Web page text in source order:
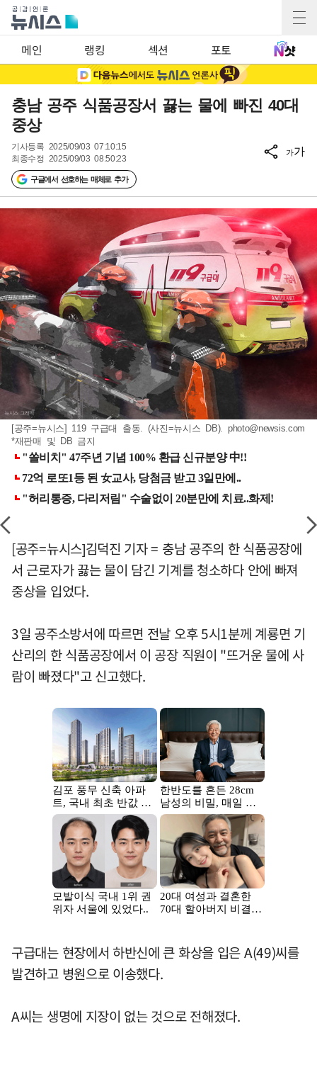
메인 랭킹 섹션 포토
충남 공주 식품공장서 끓는 물에 빠진 40대
중상
기사등록 2025/09/03 07:10:15
최종수정 2025/09/03 08:50:23
구글에서 선호하는 매체로 추가
가가
[공주=뉴시스] 119 구급대 출동. (사진=뉴시스 DB). photo@newsis.com
*재판매 및 DB 금지
[공주=뉴시스]김덕진 기자 = 충남 공주의 한 식품공장에
서 근로자가 끓는 물이 담긴 기계를 청소하다 안에 빠져
중상을 입었다.
3일 공주소방서에 따르면 전날 오후 5시1분께 계룡면 기
산리의 한 식품공장에서 이 공장 직원이 "뜨거운 물에 사
람이 빠졌다"고 신고했다.
구급대는 현장에서 하반신에 큰 화상을 입은 A(49)씨를
발견하고 병원으로 이송했다.
A씨는 생명에 지장이 없는 것으로 전해졌다.